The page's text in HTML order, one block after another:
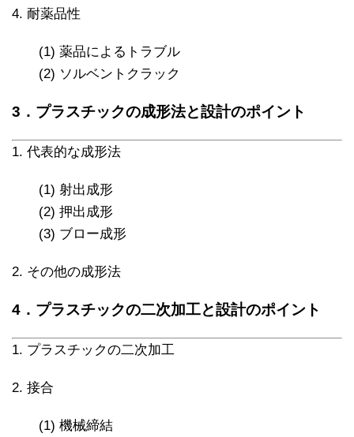
4. 耐薬品性
(1) 薬品によるトラブル
(2) ソルベントクラック
3．プラスチックの成形法と設計のポイント
1. 代表的な成形法
(1) 射出成形
(2) 押出成形
(3) ブロー成形
2. その他の成形法
4．プラスチックの二次加工と設計のポイント
1. プラスチックの二次加工
2. 接合
(1) 機械締結